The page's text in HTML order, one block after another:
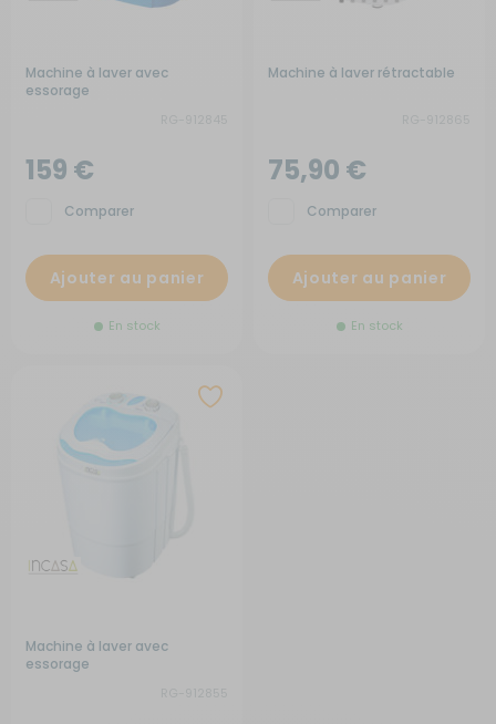
Machine à laver avec
essorage
159 €
Comparer
Ajouter au panier
En stock
Machine à laver rétractable
75,90 €
Comparer
Ajouter au panier
En stock
Machine à laver avec
essorage